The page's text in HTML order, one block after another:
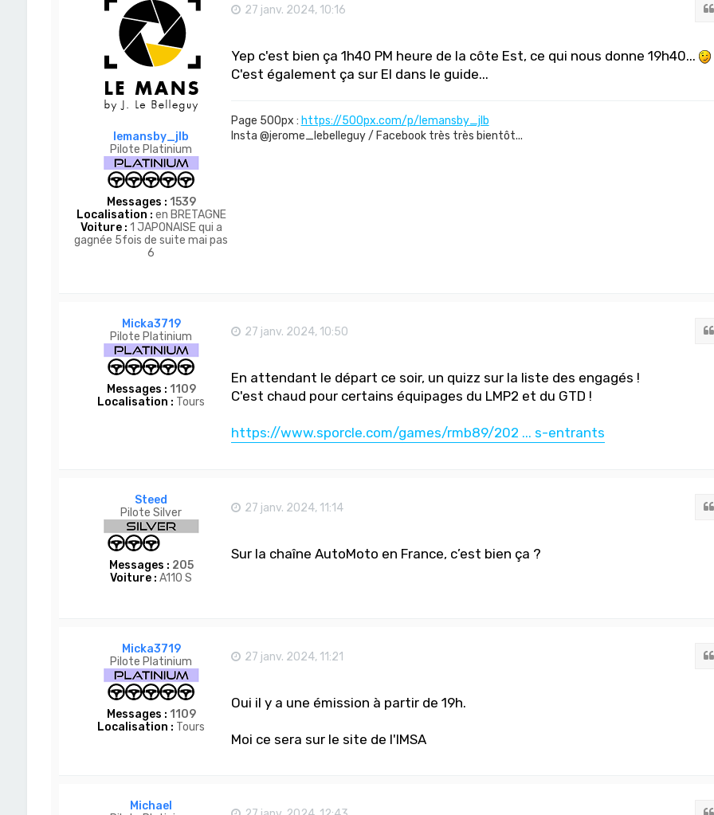
lemansby_jlb
Pilote Platinium
Messages : 1539
Localisation : en BRETAGNE
Voiture : 1 JAPONAISE qui a
gagnée 5fois de suite mai pas
6
27 janv. 2024, 10:16
Yep c'est bien ça 1h40 PM heure de la côte Est, ce qui nous donne 19h40...
C'est également ça sur EI dans le guide...
Page 500px : https://500px.com/p/lemansby_jlb
Insta @jerome_lebelleguy / Facebook très très bientôt...
Micka3719
Pilote Platinium
Messages : 1109
Localisation : Tours
27 janv. 2024, 10:50
En attendant le départ ce soir, un quizz sur la liste des engagés !
C'est chaud pour certains équipages du LMP2 et du GTD !
https://www.sporcle.com/games/rmb89/202 ... s-entrants
Steed
Pilote Silver
Messages : 205
Voiture : A110 S
27 janv. 2024, 11:14
Sur la chaîne AutoMoto en France, c’est bien ça ?
Micka3719
Pilote Platinium
Messages : 1109
Localisation : Tours
27 janv. 2024, 11:21
Oui il y a une émission à partir de 19h.
Moi ce sera sur le site de l'IMSA
Michael